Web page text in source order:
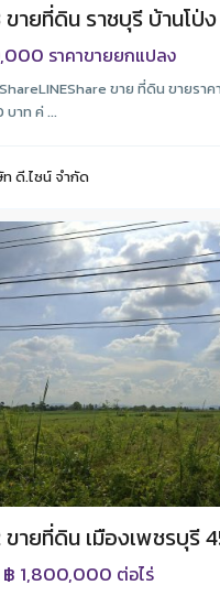
ายที่ดิน ราชบุรี บ้านโป่ง
ราคาขายยกแปลง
ขาย ที่ดิน ขายรา
าท ค่ ...
ดี.ไซน์ จํากัด
ายที่ดิน เมืองเพชรบุรี
฿ 1,800,000 ต่อไร่